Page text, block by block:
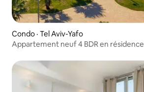
Condo · Tel Aviv-Yafo
Appartement neuf 4 BDR en résidence